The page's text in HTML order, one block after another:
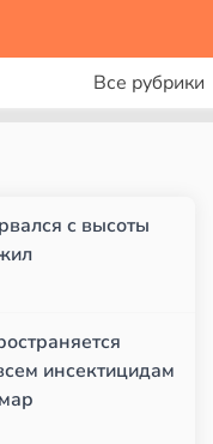
Все рубрики
с высоты
инсектицидам